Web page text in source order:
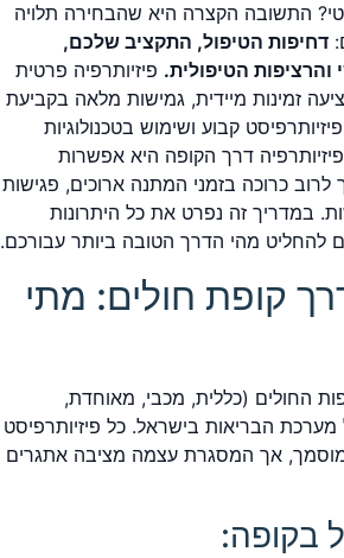
התשובה הקצרה היא שהבחירה תלויה
דחיפות הטיפול, התקציב שלכם,
והרציפות הטיפולית. פיזיותרפיה פרטית
זמינות מיידית, גמישות מלאה בקביעת
קבוע ושימוש בטכנולוגיות
דרך הקופה היא אפשרות
לרוב כרוכה בזמני המתנה ארוכים, פגישות
במדריך זה נפרט את כל היתרונות
להחליט מהי הדרך הטובה ביותר עבורכם.
קופת חולים: מתי
החולים (כללית, מכבי, מאוחדת,
הבריאות בישראל. כל פיזיותרפיסט
אך המסגרת עצמה מציבה אתגרים
בקופה: